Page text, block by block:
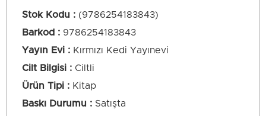
Stok Kodu
(9786254183843)
Barkod : 9786254183843
Yayın Evi
Kırmızı Kedi Yayınevi
Cilt Bilgisi
Ciltli
Ürün Tipi
Kitap
Baskı Durumu
Satışta